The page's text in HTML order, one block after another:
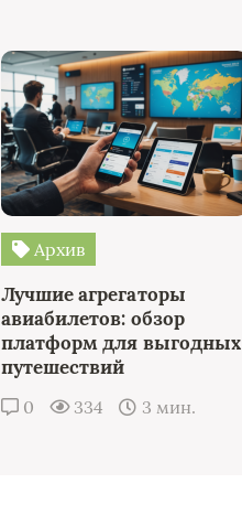
Архив
Лучшие агрегаторы
авиабилетов: обзор
платформ для выгодных
путешествий
0 334 3 мин.